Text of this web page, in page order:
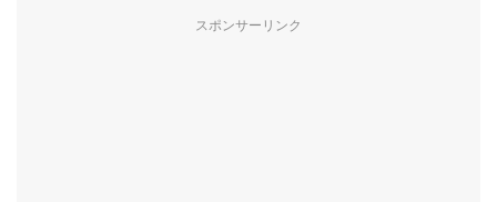
スポンサーリンク